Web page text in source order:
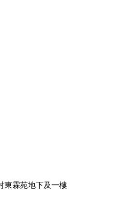
東霖苑地下及一樓